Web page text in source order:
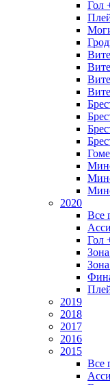
Гол
2020
Все
Гол
2019
2018
2017
2016
2015
Все